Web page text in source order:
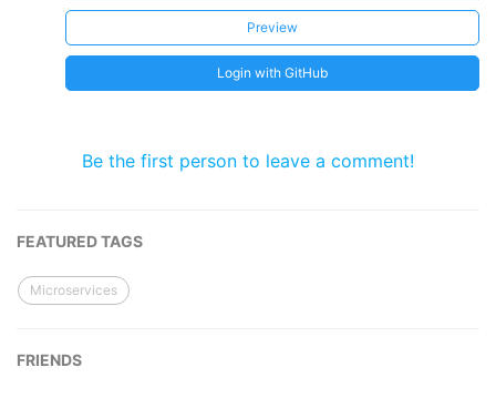
Preview
Login with GitHub
Be the first person to leave a comment!
FEATURED TAGS
Microservices
FRIENDS